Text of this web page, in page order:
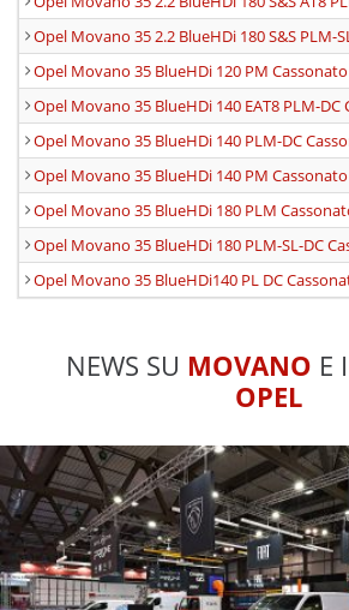
Opel Movano 35 2.2 BlueHDi 180 S&S PLM-
Opel Movano 35 BlueHDi 120 PM Cassonato
Opel Movano 35 BlueHDi 140 EAT8 PLM-DC
Opel Movano 35 BlueHDi 140 PLM-DC
Opel Movano 35 BlueHDi 140 PM Cassonato
Opel Movano 35 BlueHDi 180 PLM
Opel Movano 35 BlueHDi 180 PLM-SL-DC
Opel Movano 35 BlueHDi140 PL DC
NEWS SU MOVANO E
OPEL